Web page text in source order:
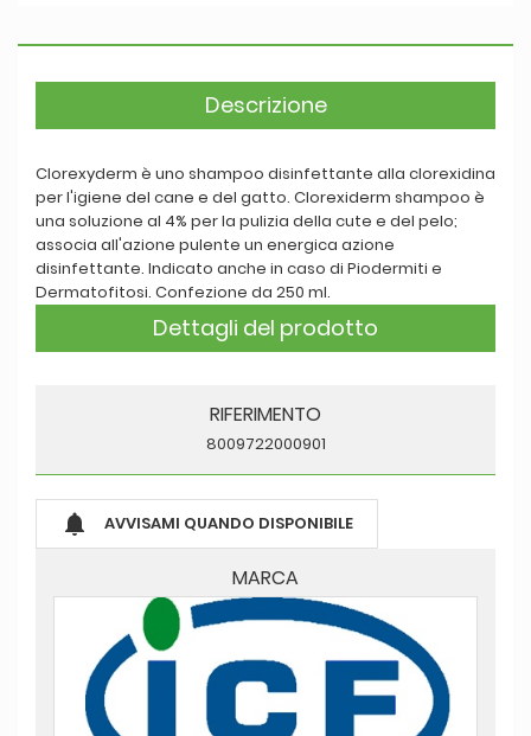
Descrizione
Clorexyderm è uno shampoo disinfettante alla clorexidina
per l'igiene del cane e del gatto. Clorexiderm shampoo è
una soluzione al 4% per la pulizia della cute e del pelo;
associa all'azione pulente un energica azione
disinfettante. Indicato anche in caso di Piodermiti e
Dermatofitosi. Confezione da 250 ml.
Dettagli del prodotto
RIFERIMENTO
8009722000901
 AVVISAMI QUANDO DISPONIBILE
MARCA